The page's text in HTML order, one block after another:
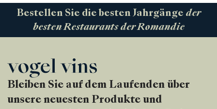
Bestellen Sie die besten Jahrgänge der
besten Restaurants der Romandie
Bleiben Sie auf dem Laufenden über
unsere neuesten Produkte und